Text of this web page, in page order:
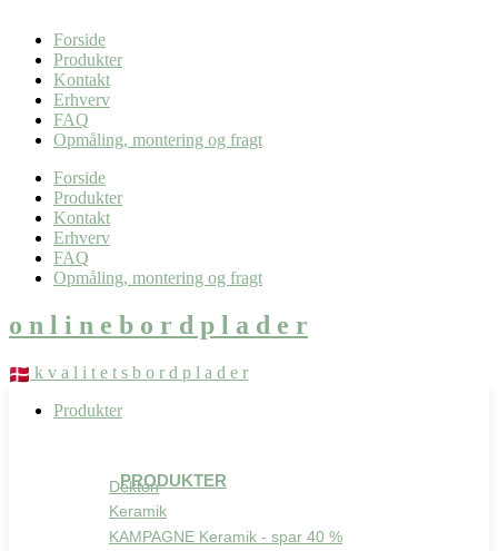
Forside
Produkter
Kontakt
Erhverv
FAQ
Opmåling, montering og fragt
Forside
Produkter
Kontakt
Erhverv
FAQ
Opmåling, montering og fragt
o n l i n e b o r d p l a d e r
k v a l i t e t s b o r d p l a d e r
Produkter
PRODUKTER
Dekton
Keramik
KAMPAGNE Keramik - spar 40 %